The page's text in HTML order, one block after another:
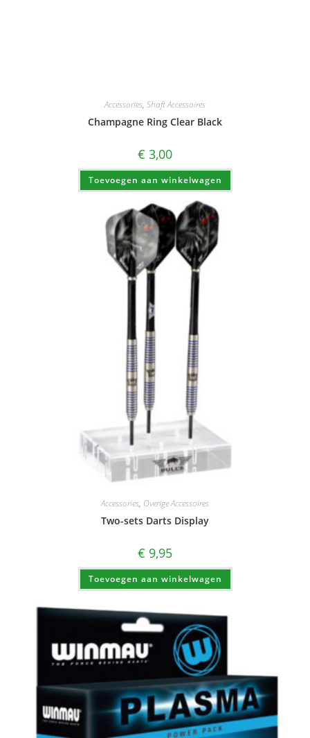
Accessories, Shaft Accessoires
Champagne Ring Clear Black
€ 3,00
Toevoegen aan winkelwagen
Accessories, Overige Accessoires
Two-sets Darts Display
€ 9,95
Toevoegen aan winkelwagen